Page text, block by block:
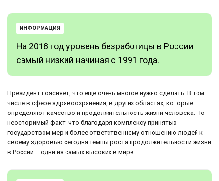
ИНФОРМАЦИЯ
На 2018 год уровень безработицы в России
самый низкий начиная с 1991 года.
Президент поясняет, что ещё очень многое нужно сделать. В том
числе в сфере здравоохранения, в других областях, которые
определяют качество и продолжительность жизни человека. Но
неоспоримый факт, что благодаря комплексу принятых
государством мер и более ответственному отношению людей к
своему здоровью сегодня темпы роста продолжительности жизни
в России – одни из самых высоких в мире.